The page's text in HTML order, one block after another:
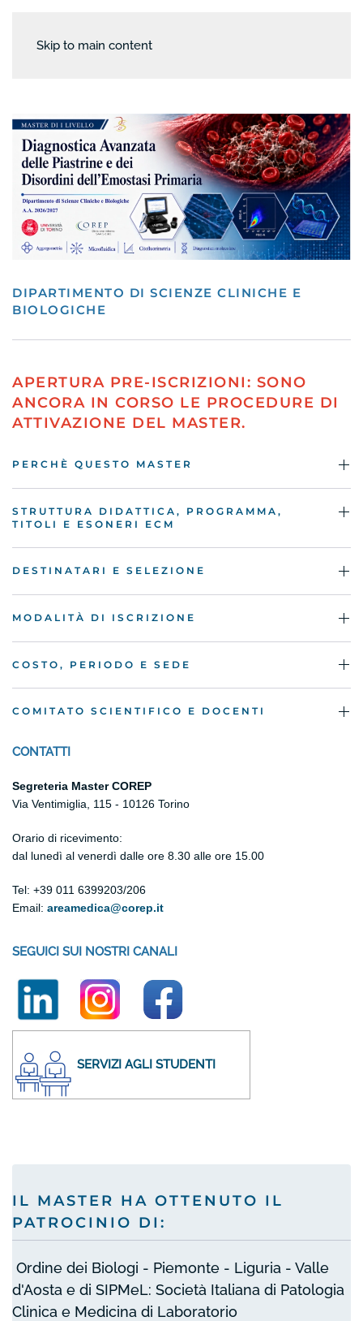
Skip to main content
DIPARTIMENTO DI SCIENZE CLINICHE E
BIOLOGICHE
APERTURA PRE-ISCRIZIONI: SONO
ANCORA IN CORSO LE PROCEDURE DI
ATTIVAZIONE DEL MASTER.
PERCHÈ QUESTO MASTER
STRUTTURA DIDATTICA, PROGRAMMA,
TITOLI E ESONERI ECM
DESTINATARI E SELEZIONE
MODALITÀ DI ISCRIZIONE
COSTO, PERIODO E SEDE
COMITATO SCIENTIFICO E DOCENTI
CONTATTI
Segreteria Master COREP
Via Ventimiglia, 115 - 10126 Torino
Orario di ricevimento:
dal lunedì al venerdì dalle ore 8.30 alle ore 15.00
Tel: +39 011 6399203/206
Email: areamedica@corep.it
SEGUICI SUI NOSTRI CANALI
SERVIZI AGLI STUDENTI
IL MASTER HA OTTENUTO IL
PATROCINIO DI:
Ordine dei Biologi - Piemonte - Liguria - Valle
d'Aosta e di SIPMeL: Società Italiana di Patologia
Clinica e Medicina di Laboratorio